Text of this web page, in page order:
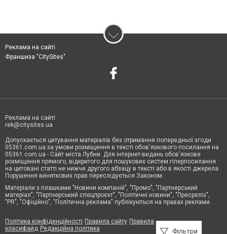
Фільтри
Реклама на сайті
Франшиза "CitySites"
Реклама на сайті
rek@citysites.ua
Допускається цитування матеріалів без отримання попередньої згоди
05361.com.ua за умови розміщення в тексті обов'язкового посилання на
05361.com.ua - Сайт міста Лубни. Для інтернет-видань обов'язкове
розміщення прямого, відкритого для пошукових систем гіперпосилання
на цитовані статті не нижче другого абзацу в тексті або в якості джерела.
Порушення виняткових прав переслідується Законом.
Матеріали з плашками "Новини компаній", "Промо", "Партнерський
матеріал", "Партнерський спецпроєкт", "Політичні новини", "Пресреліз",
"PR", "Офіційно", "Політична реклама" публікуються на правах реклами.
Політика конфіденційності Правила сайту Правила
класифайд Редакційна політика